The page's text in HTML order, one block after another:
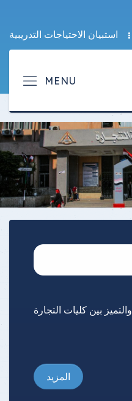
استبيان الاحتياجات التدريبية
بين كليات التجارة
المزيد